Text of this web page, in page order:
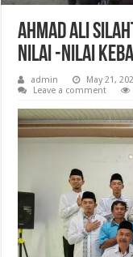
Ahmad Ali
Nilai -Nilai
admin May 21,
Leave a comment